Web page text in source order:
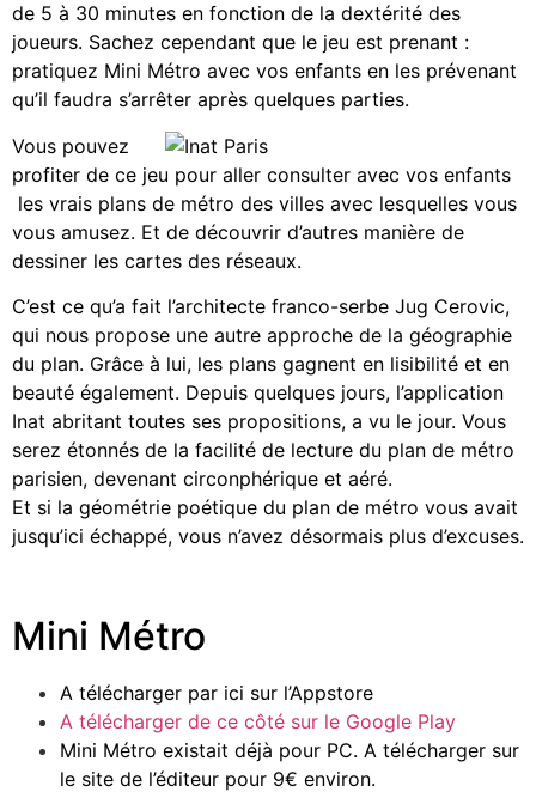
de 5 à 30 minutes en fonction de la dextérité des
joueurs. Sachez cependant que le jeu est prenant :
pratiquez Mini Métro avec vos enfants en les prévenant
qu’il faudra s’arrêter après quelques parties.
Vous pouvez
profiter de ce jeu pour aller consulter avec vos enfants
les vrais plans de métro des villes avec lesquelles vous
vous amusez. Et de découvrir d’autres manière de
dessiner les cartes des réseaux.
C’est ce qu’a fait l’architecte franco-serbe Jug Cerovic,
qui nous propose une autre approche de la géographie
du plan. Grâce à lui, les plans gagnent en lisibilité et en
beauté également. Depuis quelques jours, l’application
Inat abritant toutes ses propositions, a vu le jour. Vous
serez étonnés de la facilité de lecture du plan de métro
parisien, devenant circonphérique et aéré.
Et si la géométrie poétique du plan de métro vous avait
jusqu’ici échappé, vous n’avez désormais plus d’excuses.
Mini Métro
A télécharger par ici sur l’Appstore
A télécharger de ce côté sur le Google Play
Mini Métro existait déjà pour PC. A télécharger sur
le site de l’éditeur pour 9€ environ.